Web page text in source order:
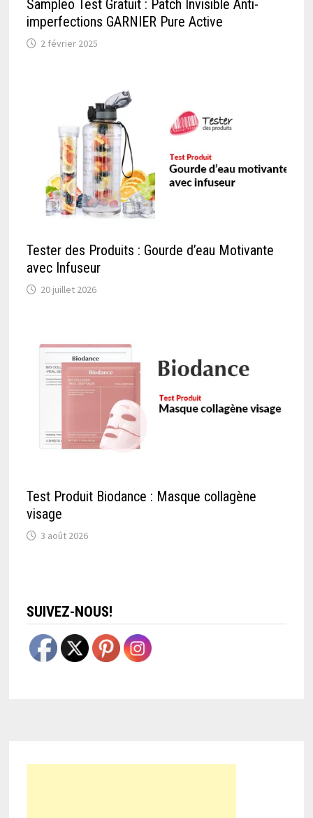
Sampleo Test Gratuit : Patch Invisible Anti-
imperfections GARNIER Pure Active
2 février 2025
Tester des Produits : Gourde d’eau Motivante
avec Infuseur
20 juillet 2026
Test Produit Biodance : Masque collagène
visage
3 août 2026
SUIVEZ-NOUS!